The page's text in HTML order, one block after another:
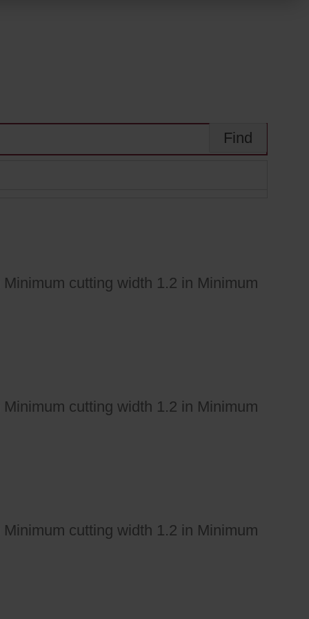
cutting width 1.2 in Minimum
cutting width 1.2 in Minimum
cutting width 1.2 in Minimum